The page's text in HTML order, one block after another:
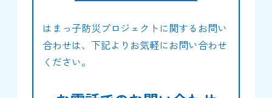
はまっ子防災プロジェクトに関するお問い
合わせは、下記よりお気軽にお問い合わせ
ください。